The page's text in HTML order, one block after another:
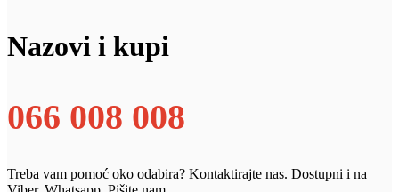
Nazovi i kupi
066 008 008
Treba vam pomoć oko odabira? Kontaktirajte nas. Dostupni i na